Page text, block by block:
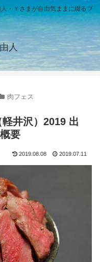
・Ｙさまが自由気ままに綴るブ
人
肉フェス
井沢）2019 出
要
2019.08.08 2019.07.11